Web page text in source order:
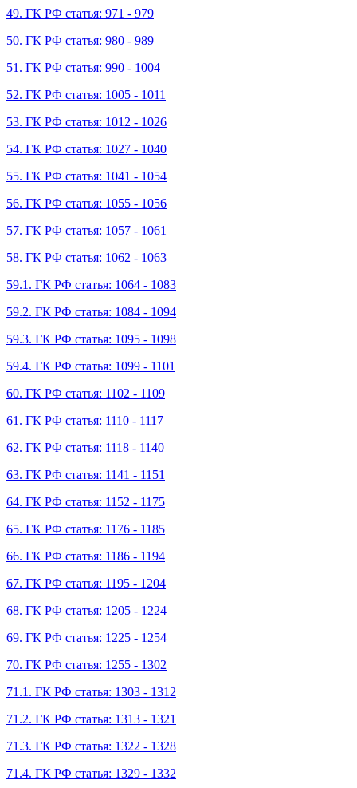
49. ГК РФ статья: 971 - 979
50. ГК РФ статья: 980 - 989
51. ГК РФ статья: 990 - 1004
52. ГК РФ статья: 1005 - 1011
53. ГК РФ статья: 1012 - 1026
54. ГК РФ статья: 1027 - 1040
55. ГК РФ статья: 1041 - 1054
56. ГК РФ статья: 1055 - 1056
57. ГК РФ статья: 1057 - 1061
58. ГК РФ статья: 1062 - 1063
59.1. ГК РФ статья: 1064 - 1083
59.2. ГК РФ статья: 1084 - 1094
59.3. ГК РФ статья: 1095 - 1098
59.4. ГК РФ статья: 1099 - 1101
60. ГК РФ статья: 1102 - 1109
61. ГК РФ статья: 1110 - 1117
62. ГК РФ статья: 1118 - 1140
63. ГК РФ статья: 1141 - 1151
64. ГК РФ статья: 1152 - 1175
65. ГК РФ статья: 1176 - 1185
66. ГК РФ статья: 1186 - 1194
67. ГК РФ статья: 1195 - 1204
68. ГК РФ статья: 1205 - 1224
69. ГК РФ статья: 1225 - 1254
70. ГК РФ статья: 1255 - 1302
71.1. ГК РФ статья: 1303 - 1312
71.2. ГК РФ статья: 1313 - 1321
71.3. ГК РФ статья: 1322 - 1328
71.4. ГК РФ статья: 1329 - 1332